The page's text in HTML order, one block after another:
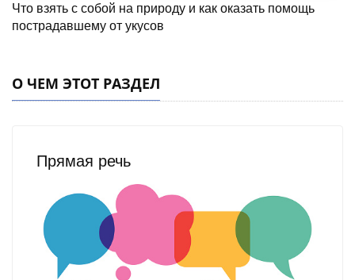
Что взять с собой на природу и как оказать помощь
пострадавшему от укусов
О ЧЕМ ЭТОТ РАЗДЕЛ
Прямая речь